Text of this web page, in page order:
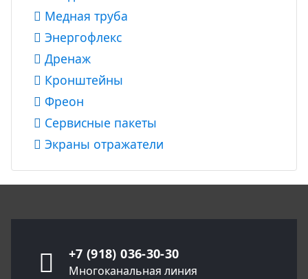
Медная труба
Энергофлекс
Дренаж
Кронштейны
Фреон
Сервисные пакеты
Экраны отражатели
+7 (918) 036-30-30
Многоканальная линия